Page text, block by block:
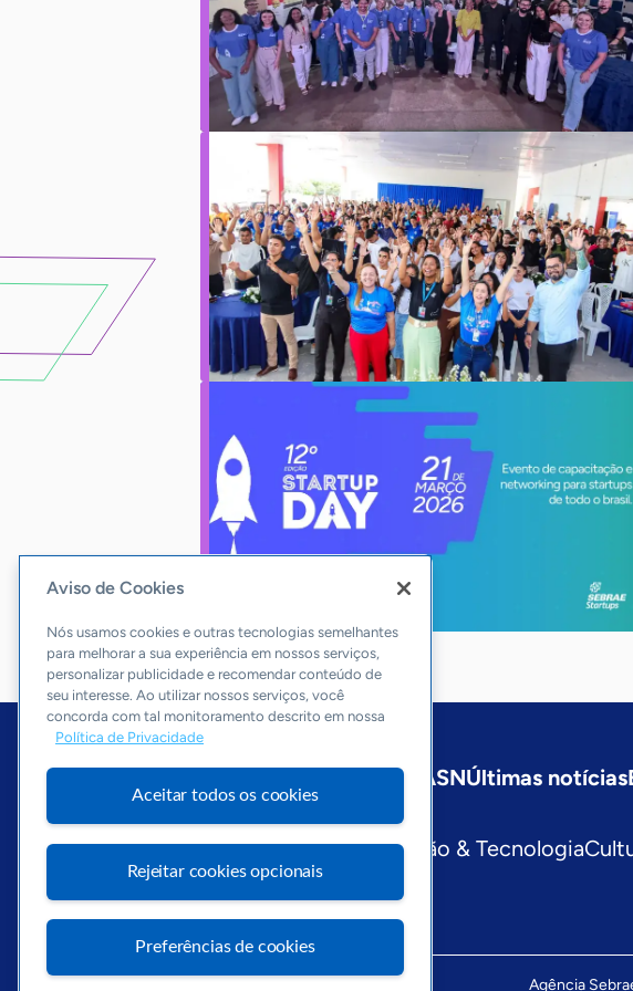
Sobre a ASNÚltimas notícias
Editorias
Economia & PolíticaInovação & Tecnologia
Agência
Aviso de Cookies
Nós usamos cookies e outras tecnologias semelhantes
para melhorar a sua experiência em nossos serviços,
personalizar publicidade e recomendar conteúdo de
seu interesse. Ao utilizar nossos serviços, você
concorda com tal monitoramento descrito em nossa
Política de Privacidade
Aceitar todos os cookies
Rejeitar cookies opcionais
Preferências de cookies